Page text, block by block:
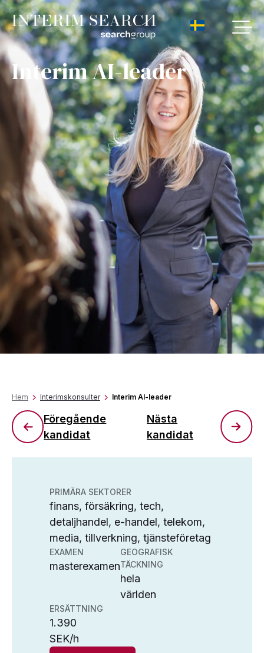
Interim AI-leader
Hem Interimskonsulter Interim AI-leader
Föregående
kandidat
Nästa
kandidat
PRIMÄRA SEKTORER
finans, försäkring, tech,
detaljhandel, e-handel, telekom,
media, tillverkning, tjänsteföretag
EXAMEN
masterexamen
GEOGRAFISK
TÄCKNING
hela
världen
ERSÄTTNING
1.390
SEK/h